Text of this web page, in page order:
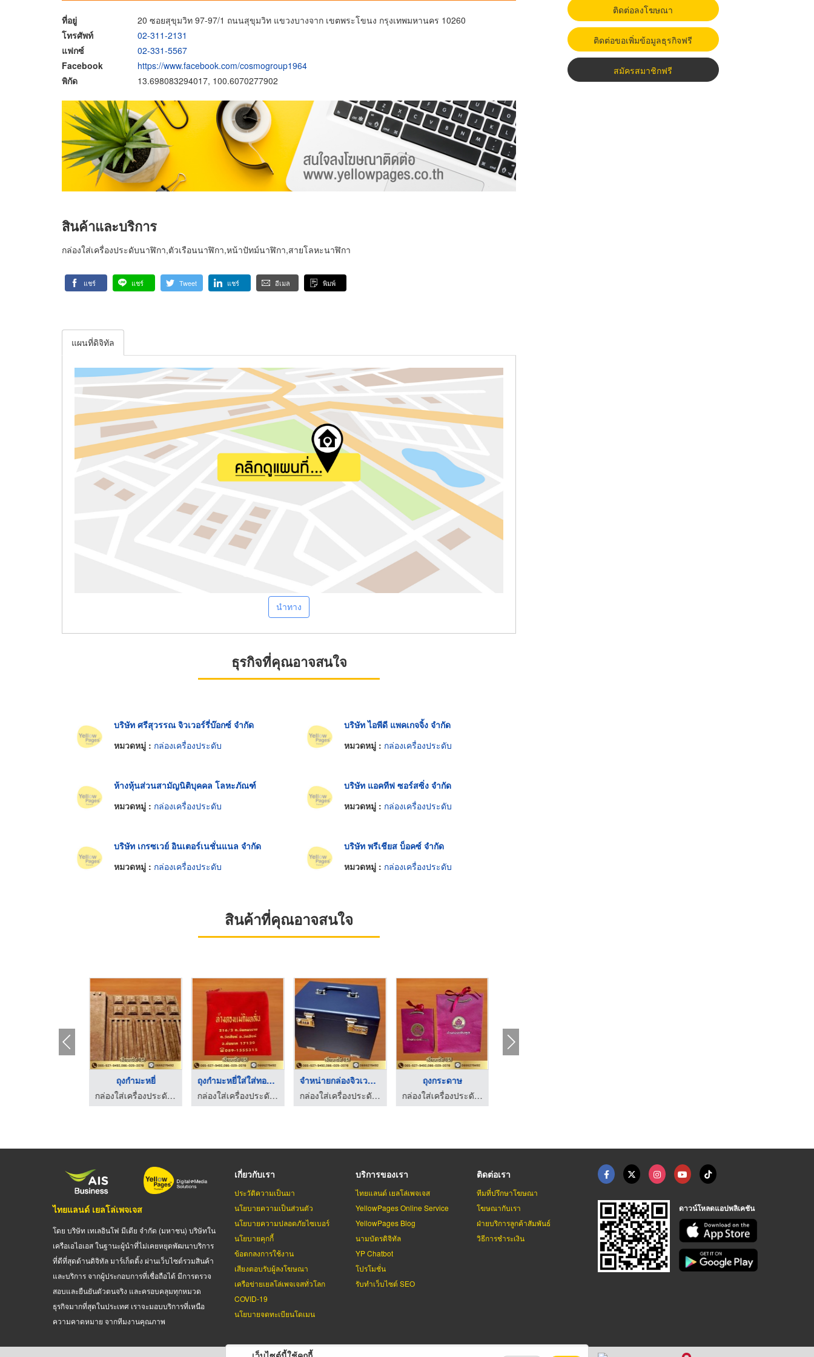
ที่อยู่
20 ซอยสุขุมวิท 97-97/1 ถนนสุขุมวิท แขวงบางจาก เขตพระโขนง กรุงเทพมหานคร 10260
โทรศัพท์
02-311-2131
แฟกซ์
02-331-5567
Facebook
https://www.facebook.com/cosmogroup1964
พิกัด
13.698083294017, 100.6070277902
สินค้าและบริการ
กล่องใส่เครื่องประดับนาฬิกา,ตัวเรือนนาฬิกา,หน้าปัทม์นาฬิกา,สายโลหะนาฬิกา
แชร์ แชร์ Tweet แชร์ อีเมล พิมพ์
แผนที่ดิจิทัล
นำทาง
ธุรกิจที่คุณอาจสนใจ
บริษัท ศรีสุวรรณ จิวเวอร์รี่บ๊อกซ์ จำกัด
หมวดหมู่ : กล่องเครื่องประดับ
บริษัท ไอพีดี แพคเกจจิ้ง จำกัด
หมวดหมู่ : กล่องเครื่องประดับ
ห้างหุ้นส่วนสามัญนิติบุคคล โลหะภัณฑ์
หมวดหมู่ : กล่องเครื่องประดับ
บริษัท แอคทีฟ ซอร์สซิ่ง จำกัด
หมวดหมู่ : กล่องเครื่องประดับ
บริษัท เกรซเวย์ อินเตอร์เนชั่นแนล จำกัด
หมวดหมู่ : กล่องเครื่องประดับ
บริษัท พรีเชียส บ็อคซ์ จำกัด
หมวดหมู่ : กล่องเครื่องประดับ
สินค้าที่คุณอาจสนใจ
ถุงกำมะหยี่
กล่องใส่เครื่องประดับเฮียบเซ้ง 85
ถุงกำมะหยี่ใส่ใส่ทอง ...
กล่องใส่เครื่องประดับเฮียบเซ้ง 85
จำหน่ายกล่องจิวเวลรี ...
กล่องใส่เครื่องประดับเฮียบเซ้ง 85
ถุงกระดาษ
กล่องใส่เครื่องประดับเฮียบเซ้ง 85
ติดต่อลงโฆษณา
ติดต่อขอเพิ่มข้อมูลธุรกิจฟรี
สมัครสมาชิกฟรี
ไทยแลนด์ เยลโล่เพจเจส
โดย บริษัท เทเลอินโฟ มีเดีย จำกัด (มหาชน) บริษัทใน
เครือเอไอเอส ในฐานะผู้นำที่ไม่เคยหยุดพัฒนาบริการ
ที่ดีที่สุดด้านดิจิทัล มาร์เก็ตติ้ง ผ่านเว็บไซต์รวมสินค้า
และบริการ จากผู้ประกอบการที่เชื่อถือได้ มีการตรวจ
สอบและยืนยันตัวตนจริง และครอบคลุมทุกหมวด
ธุรกิจมากที่สุดในประเทศ เราจะมอบบริการที่เหนือ
ความคาดหมาย จากทีมงานคุณภาพ
เกี่ยวกับเรา
ประวัติความเป็นมา
นโยบายความเป็นส่วนตัว
นโยบายความปลอดภัยไซเบอร์
นโยบายคุกกี้
ข้อตกลงการใช้งาน
เสียงตอบรับผู้ลงโฆษณา
เครือข่ายเยลโล่เพจเจสทั่วโลก
COVID-19
นโยบายจดทะเบียนโดเมน
บริการของเรา
ไทยแลนด์ เยลโล่เพจเจส
YellowPages Online Service
YellowPages Blog
นามบัตรดิจิทัล
YP Chatbot
โปรโมชั่น
รับทำเว็บไซต์ SEO
ติดต่อเรา
ทีมที่ปรึกษาโฆษณา
โฆษณากับเรา
ฝ่ายบริการลูกค้าสัมพันธ์
วิธีการชำระเงิน
ดาวน์โหลดแอปพลิเคชัน